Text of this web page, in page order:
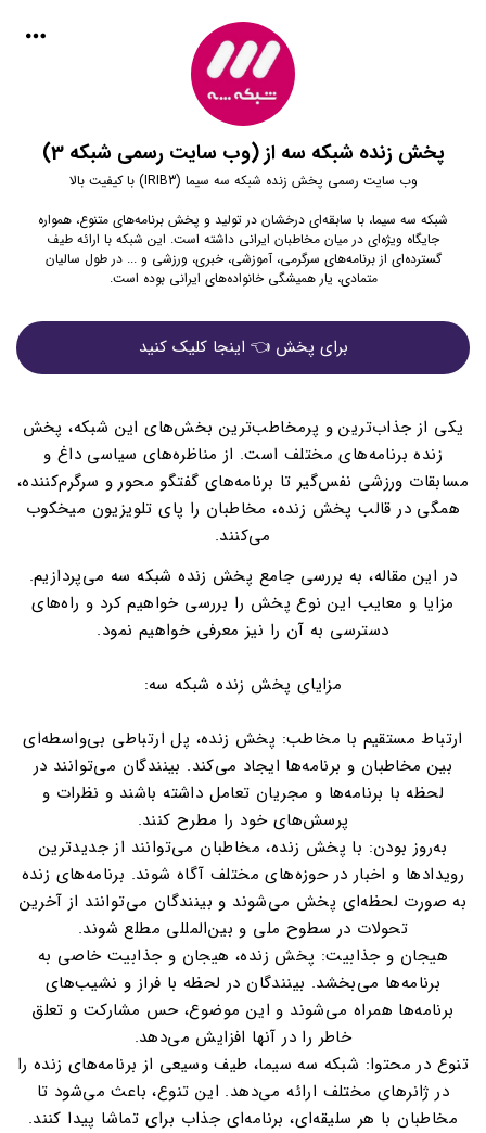
پخش زنده شبکه سه از (وب سایت رسمی شبکه 3)
وب سایت رسمی پخش زنده شبکه سه سیما (IRIB3) با کیفیت بالا
شبکه سه سیما، با سابقه‌ای درخشان در تولید و پخش برنامه‌های متنوع، همواره
جایگاه ویژه‌ای در میان مخاطبان ایرانی داشته است. این شبکه با ارائه طیف
گسترده‌ای از برنامه‌های سرگرمی، آموزشی، خبری، ورزشی و ... در طول سالیان
متمادی، یار همیشگی خانواده‌های ایرانی بوده است.
برای پخش 👈 اینجا کلیک کنید
یکی از جذاب‌ترین و پرمخاطب‌ترین بخش‌های این شبکه، پخش
زنده برنامه‌های مختلف است. از مناظره‌های سیاسی داغ و
مسابقات ورزشی نفس‌گیر تا برنامه‌های گفتگو محور و سرگرم‌کننده،
همگی در قالب پخش زنده، مخاطبان را پای تلویزیون میخکوب
می‌کنند.
در این مقاله، به بررسی جامع پخش زنده شبکه سه می‌پردازیم.
مزایا و معایب این نوع پخش را بررسی خواهیم کرد و راه‌های
دسترسی به آن را نیز معرفی خواهیم نمود.
مزایای پخش زنده شبکه سه:
ارتباط مستقیم با مخاطب: پخش زنده، پل ارتباطی بی‌واسطه‌ای
بین مخاطبان و برنامه‌ها ایجاد می‌کند. بینندگان می‌توانند در
لحظه با برنامه‌ها و مجریان تعامل داشته باشند و نظرات و
پرسش‌های خود را مطرح کنند.
به‌روز بودن: با پخش زنده، مخاطبان می‌توانند از جدیدترین
رویدادها و اخبار در حوزه‌های مختلف آگاه شوند. برنامه‌های زنده
به صورت لحظه‌ای پخش می‌شوند و بینندگان می‌توانند از آخرین
تحولات در سطوح ملی و بین‌المللی مطلع شوند.
هیجان و جذابیت: پخش زنده، هیجان و جذابیت خاصی به
برنامه‌ها می‌بخشد. بینندگان در لحظه با فراز و نشیب‌های
برنامه‌ها همراه می‌شوند و این موضوع، حس مشارکت و تعلق
خاطر را در آنها افزایش می‌دهد.
تنوع در محتوا: شبکه سه سیما، طیف وسیعی از برنامه‌های زنده را
در ژانرهای مختلف ارائه می‌دهد. این تنوع، باعث می‌شود تا
مخاطبان با هر سلیقه‌ای، برنامه‌ای جذاب برای تماشا پیدا کنند.